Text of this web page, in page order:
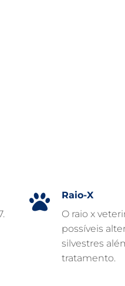
Raio-X
O raio x
possíveis
silvestres
tratamento.